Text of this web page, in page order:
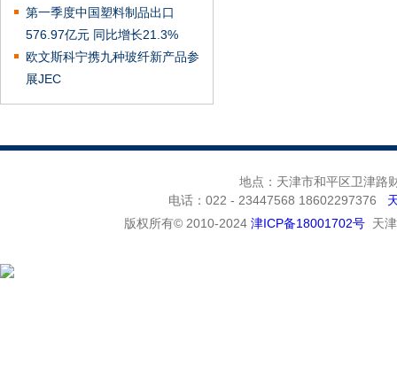
第一季度中国塑料制品出口
576.97亿元 同比增长21.3%
欧文斯科宁携九种玻纤新产品参
展JEC
地点：天津市和平区卫津
电话：022 - 23447568 18602297376
版权所有© 2010-2024 津ICP备18001702号 天